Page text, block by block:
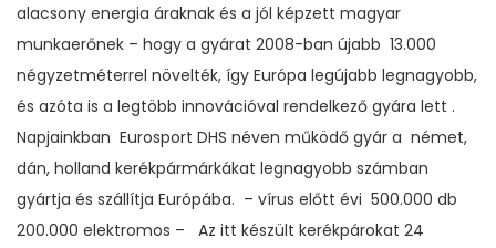
alacsony energia áraknak és a jól képzett magyar
munkaerőnek – hogy a gyárat 2008-ban újabb 13.000
négyzetméterrel növelték, így Európa legújabb legnagyobb,
és azóta is a legtöbb innovációval rendelkező gyára lett .
Napjainkban Eurosport DHS néven működő gyár a német,
dán, holland kerékpármárkákat legnagyobb számban
gyártja és szállítja Európába. – vírus előtt évi 500.000 db
200.000 elektromos – Az itt készült kerékpárokat 24